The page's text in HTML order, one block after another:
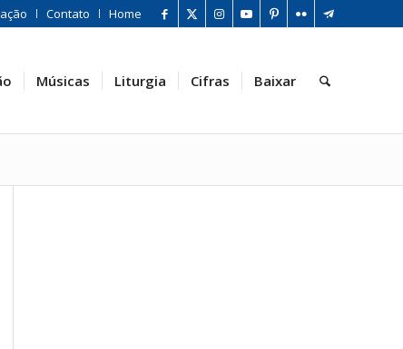
Contato Home
Músicas Liturgia Cifras Baixar